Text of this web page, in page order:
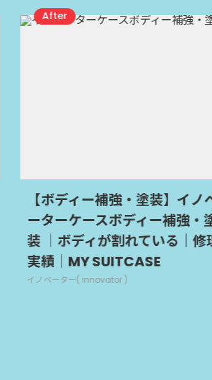
ディー補強・塗装】イノベ
ーケースボディー補強・塗
ボディが割れている｜修理
績｜MY SUITCASE
ベーター( innovator )